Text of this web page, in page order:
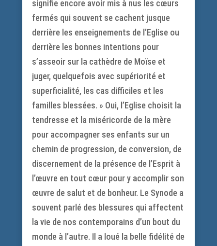
signifie encore avoir mis à nus les cœurs
fermés qui souvent se cachent jusque
derrière les enseignements de l’Eglise ou
derrière les bonnes intentions pour
s’asseoir sur la cathèdre de Moïse et
juger, quelquefois avec supériorité et
superficialité, les cas difficiles et les
familles blessées. » Oui, l’Eglise choisit la
tendresse et la miséricorde de la mère
pour accompagner ses enfants sur un
chemin de progression, de conversion, de
discernement de la présence de l’Esprit à
l’œuvre en tout cœur pour y accomplir son
œuvre de salut et de bonheur. Le Synode a
souvent parlé des blessures qui affectent
la vie de nos contemporains d’un bout du
monde à l’autre. Il a loué la belle fidélité de